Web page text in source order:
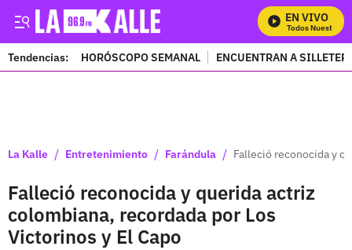
EN VIVO
Mira Todos Nuestros
Tendencias: HORÓSCOPO SEMANAL ENCUENTRAN A
La Kalle / Entretenimiento / Farándula / Falleció reconocida y
Falleció reconocida y querida actriz
colombiana, recordada por Los
Victorinos y El Capo